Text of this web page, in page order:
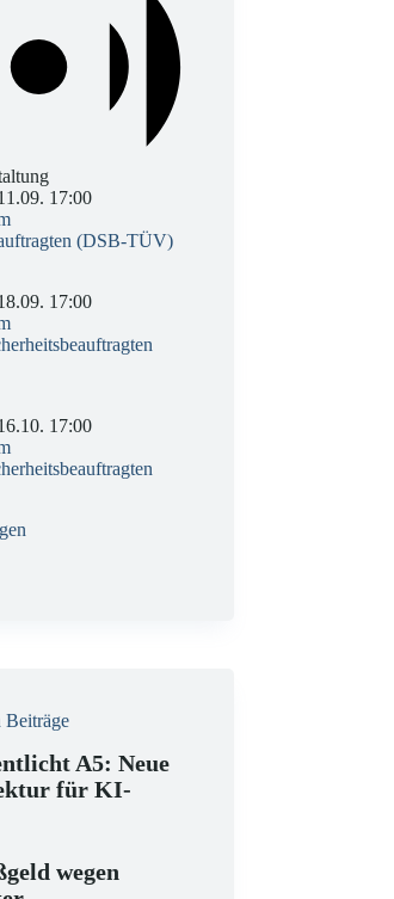
17:00
(DSB-TÜV)
17:00
17:00
Beiträge
A5: Neue
für KI-
wegen